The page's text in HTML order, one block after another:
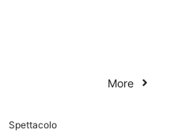
More
Spettacolo